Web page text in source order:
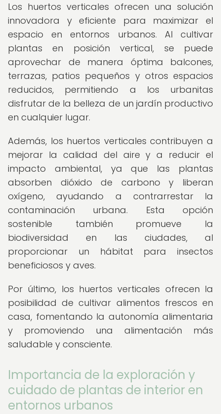
Los huertos verticales ofrecen una solución
innovadora y eficiente para maximizar el
espacio en entornos urbanos. Al cultivar
plantas en posición vertical, se puede
aprovechar de manera óptima balcones,
terrazas, patios pequeños y otros espacios
reducidos, permitiendo a los urbanitas
disfrutar de la belleza de un jardín productivo
en cualquier lugar.
Además, los huertos verticales contribuyen a
mejorar la calidad del aire y a reducir el
impacto ambiental, ya que las plantas
absorben dióxido de carbono y liberan
oxígeno, ayudando a contrarrestar la
contaminación urbana. Esta opción
sostenible también promueve la
biodiversidad en las ciudades, al
proporcionar un hábitat para insectos
beneficiosos y aves.
Por último, los huertos verticales ofrecen la
posibilidad de cultivar alimentos frescos en
casa, fomentando la autonomía alimentaria
y promoviendo una alimentación más
saludable y consciente.
Importancia de la exploración y
cuidado de plantas de interior en
entornos urbanos